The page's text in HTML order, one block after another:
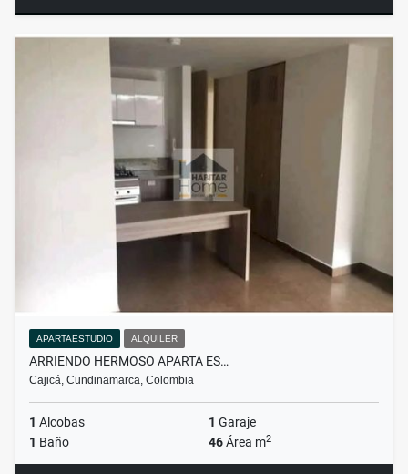
APARTAESTUDIO ALQUILER
ARRIENDO HERMOSO APARTA ES…
Cajicá, Cundinamarca, Colombia
1 Alcobas 1 Garaje
1 Baño 46Área m2